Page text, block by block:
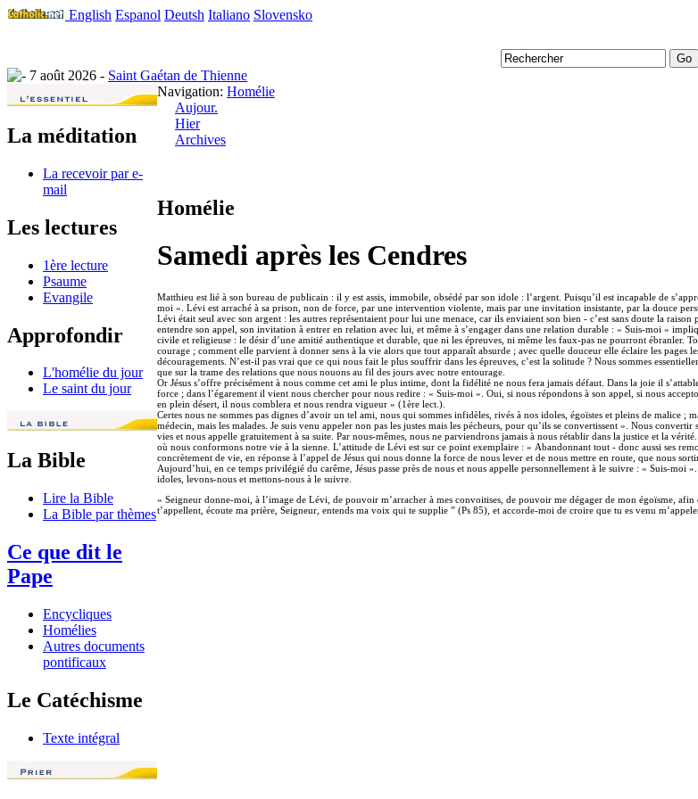
English Espanol Deutsh Italiano Slovensko
7 août 2026 - Saint Gaétan de Thienne
La méditation
La recevoir par e-
mail
Les lectures
1ère lecture
Psaume
Evangile
Approfondir
L'homélie du jour
Le saint du jour
La Bible
Lire la Bible
La Bible par thèmes
Ce que dit le
Pape
Encycliques
Homélies
Autres documents
pontificaux
Le Catéchisme
Texte intégral
Navigation: Homélie
Aujour.
Hier
Archives
Homélie
Samedi après les Cendres
Matthieu est lié à son bureau de publicain : il y est assis, immobile, obsédé par son idole : l’argent. Puisqu’il est incapable de
moi ». Lévi est arraché à sa prison, non de force, par une intervention violente, mais par une invitation insistante, par la douce
Lévi était seul avec son argent : les autres représentaient pour lui une menace, car ils enviaient son bien - c’est sans doute la
entendre son appel, son invitation à entrer en relation avec lui, et même à s’engager dans une relation durable : « Suis-moi »
civile et religieuse : le désir d’une amitié authentique et durable, que ni les épreuves, ni même les faux-pas ne pourront
courage ; comment elle parvient à donner sens à la vie alors que tout apparaît absurde ; avec quelle douceur elle éclaire les
découragements. N’est-il pas vrai que ce qui nous fait le plus souffrir dans les épreuves, c’est la solitude ? Nous sommes
que sur la trame des relations que nous nouons au fil des jours avec notre entourage.
Or Jésus s’offre précisément à nous comme cet ami le plus intime, dont la fidélité ne nous fera jamais défaut. Dans la joie il
force ; dans l’égarement il vient nous chercher pour nous redire : « Suis-moi ». Oui, si nous répondons à son appel, si nous
en plein désert, il nous comblera et nous rendra vigueur » (1ère lect.).
Certes nous ne sommes pas dignes d’avoir un tel ami, nous qui sommes infidèles, rivés à nos idoles, égoïstes et pleins de malice
médecin, mais les malades. Je suis venu appeler non pas les justes mais les pécheurs, pour qu’ils se convertissent ». Nous
vies et nous appelle gratuitement à sa suite. Par nous-mêmes, nous ne parviendrons jamais à nous rétablir dans la justice et la
où nous conformons notre vie à la sienne. L’attitude de Lévi est sur ce point exemplaire : « Abandonnant tout - donc aussi ses
concrètement de vie, en réponse à l’appel de Jésus qui nous donne la force de nous lever et de nous mettre en route, que nous
Aujourd’hui, en ce temps privilégié du carême, Jésus passe près de nous et nous appelle personnellement à le suivre : « Suis-
idoles, levons-nous et mettons-nous à le suivre.
« Seigneur donne-moi, à l’image de Lévi, de pouvoir m’arracher à mes convoitises, de pouvoir me dégager de mon égoïsme,
t’appellent, écoute ma prière, Seigneur, entends ma voix qui te supplie ” (Ps 85), et accorde-moi de croire que tu es venu